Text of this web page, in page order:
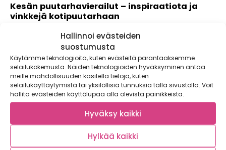
Hallinnoi evästeiden
suostumusta
Käytämme teknologioita, kuten evästeitä parantaaksemme
selailukokemusta. Näiden teknologioiden hyväksyminen antaa
meille mahdollisuuden käsitellä tietoja, kuten
selailukäyttäytymistä tai yksilöllisiä tunnuksia tällä sivustolla. Voit
hallita evästeiden käyttölupaa alla olevista painikkeista.
Hyväksy kaikki
Hylkää kaikki
Kesän puutarhavierailut – inspiraatiota ja
vinkkejä kotipuutarhaan
Kulunut kasvukausi vei meidät kolmeen erilaiseen
puutarhaan, joissa pääsimme yhdessä oppimaan uutta ja...